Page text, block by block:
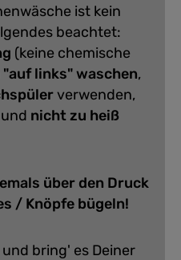
ist kein
beachtet:
(keine chemische
"auf links" waschen,
verwenden,
und nicht zu heiß
über den Druck
/ Knöpfe bügeln!
bring' es Deiner